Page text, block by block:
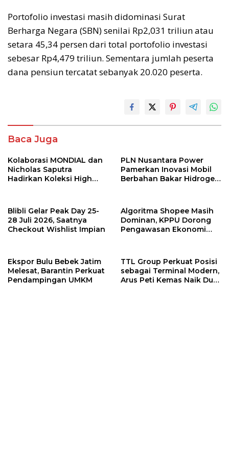
Portofolio investasi masih didominasi Surat
Berharga Negara (SBN) senilai Rp2,031 triliun atau
setara 45,34 persen dari total portofolio investasi
sebesar Rp4,479 triliun. Sementara jumlah peserta
dana pensiun tercatat sebanyak 20.020 peserta.
Baca Juga
Kolaborasi MONDIAL dan
Nicholas Saputra
Hadirkan Koleksi High
PLN Nusantara Power
Pamerkan Inovasi Mobil
Berbahan Bakar Hidrogen
Blibli Gelar Peak Day 25-
28 Juli 2026, Saatnya
Checkout Wishlist Impian
Algoritma Shopee Masih
Dominan, KPPU Dorong
Pengawasan Ekonomi
Ekspor Bulu Bebek Jatim
Melesat, Barantin Perkuat
Pendampingan UMKM
TTL Group Perkuat Posisi
sebagai Terminal Modern,
Arus Peti Kemas Naik Dua